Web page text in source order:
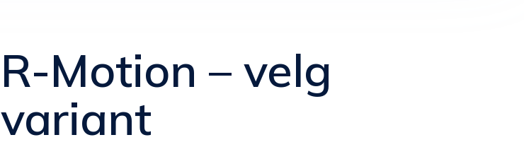
R-Motion – velg
variant